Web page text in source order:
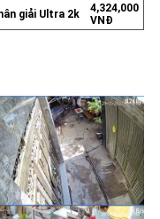
giải Ultra 2k
4,324,000
VNĐ